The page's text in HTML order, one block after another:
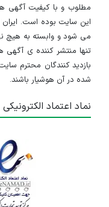
مطلوب و با کیفیت آگهی
این سایت بوده است.
می شود و وابسته به هیچ
تنها منتشر کننده ی آگهی
بازدید کنندگان محترم
شده در آن هوشیار باشند.
نماد اعتماد الکترونیکی